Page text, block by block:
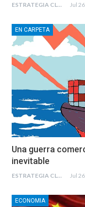
ESTRATEGIA CLAE Jul
EN CARPETA
Una guerra
inevitable
ESTRATEGIA CLAE Jul
ECONOMIA